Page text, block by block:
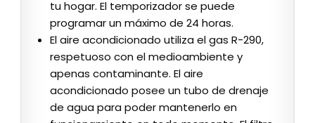
tu hogar. El temporizador se puede
programar un máximo de 24 horas.
El aire acondicionado utiliza el gas R-290,
respetuoso con el medioambiente y
apenas contaminante. El aire
acondicionado posee un tubo de drenaje
de agua para poder mantenerlo en